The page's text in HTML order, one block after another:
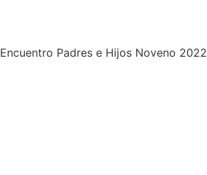
Encuentro Padres e Hijos Noveno 2022